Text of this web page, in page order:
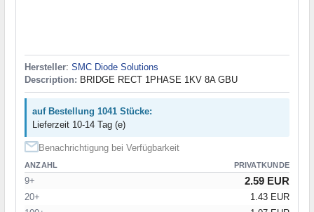
Hersteller: SMC Diode Solutions
Description: BRIDGE RECT 1PHASE 1KV 8A GBU
auf Bestellung 1041 Stücke:
Lieferzeit 10-14 Tag (e)
Benachrichtigung bei Verfügbarkeit
ANZAHL PRIVATKUNDE
9+ 2.59 EUR
20+
1.43 EUR